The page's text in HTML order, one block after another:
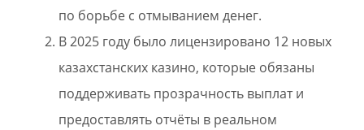
по борьбе с отмыванием денег.
В 2025 году было лицензировано 12 новых
казахстанских казино, которые обязаны
поддерживать прозрачность выплат и
предоставлять отчёты в реальном